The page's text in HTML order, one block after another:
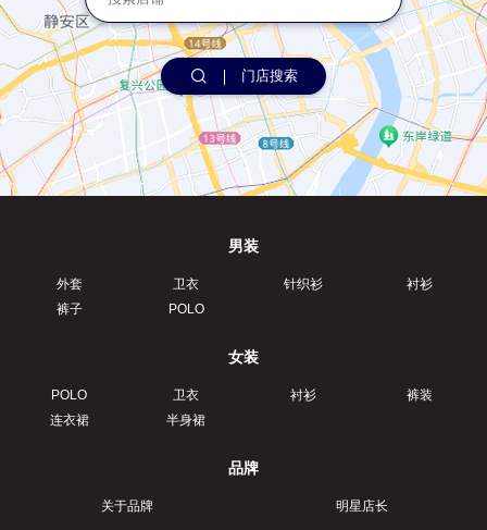
门店搜索
男装
外套 卫衣 针织衫
衬衫
裤子
POLO
女装
POLO 卫衣 衬衫
裤装
连衣裙
半身裙
品牌
关于品牌 明星店长